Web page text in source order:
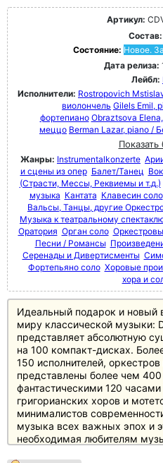
Артикул:
Состав:
Состояние: Новое.
Дата релиза:
Лейбл:
Исполнители: Rostropovich
виолончель Gilels Emil,
фортепиано Obraztsova
меццо Berman Lazar, piano /
Жанры: Instrumentalkonzerte
и сцены из опер Балет/Танец
(Страсти, Мессы, Реквиемы и т.д.)
музыка Кантата Клавесин соло
Вальсы, Танцы, другие
Музыка к театральному
Оратория Орган соло
Песни / Романсы
Серенады и Дивертисменты
Фортепьяно соло Хоровые
хора и
Идеальный подарок и новый
миру классической музыки:
представляет абсолютную
на 100 компакт-дисках.
150 исполнителей,
представлены более чем
фантастическими 120
григорианских хоров и
минималистов
музыка всех важных эпох и
необходимая любителям